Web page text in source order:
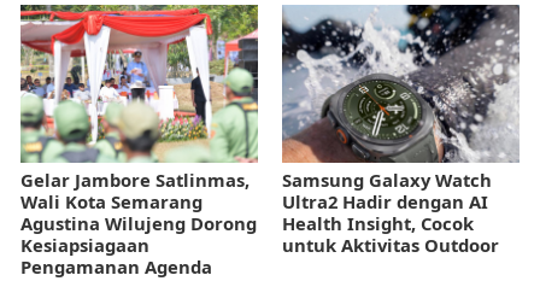
Gelar Jambore Satlinmas,
Wali Kota Semarang
Agustina Wilujeng Dorong
Kesiapsiagaan
Pengamanan Agenda
Samsung Galaxy Watch
Ultra2 Hadir dengan AI
Health Insight, Cocok
untuk Aktivitas Outdoor